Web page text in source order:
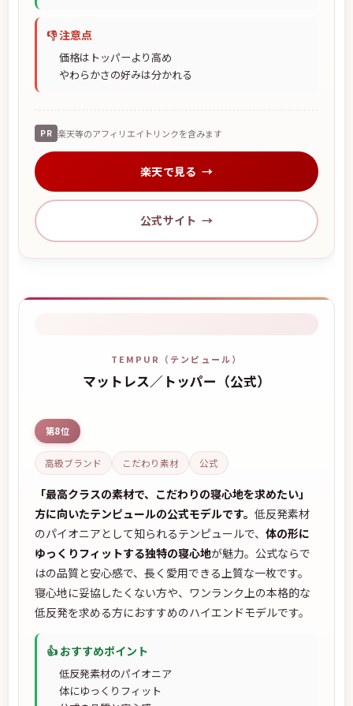
👎 注意点
価格はトッパーより高め
やわらかさの好みは分かれる
PR 楽天等のアフィリエイトリンクを含みます
楽天で見る
公式サイト
TEMPUR（テンピュール）
マットレス／トッパー（公式）
第8位
高級ブランド こだわり素材 公式
「最高クラスの素材で、こだわりの寝心地を求めたい」
方に向いたテンピュールの公式モデルです。 低反発素材
のパイオニアとして知られるテンピュールで、 体の形に
ゆっくりフィットする独特の寝心地が魅力。公式ならで
はの品質と安心感で、長く愛用できる上質な一枚です。
寝心地に妥協したくない方や、ワンランク上の本格的な
低反発を求める方におすすめのハイエンドモデルです。
👍 おすすめポイント
低反発素材のパイオニア
体にゆっくりフィット